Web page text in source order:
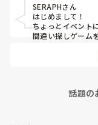
SERAPHさん
はじめまして！
ちょっとイベント
間違い探しゲーム
観客にその姿を覚
話題の